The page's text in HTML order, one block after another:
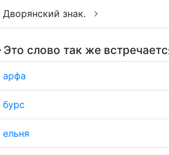
Дворянский знак.
Это слово так же
арфа
бурс
ельня